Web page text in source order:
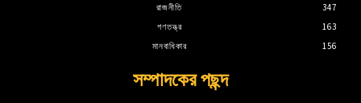
রাজনীতি
347
গণতন্ত্র
163
মানবাধিকার
156
সম্পাদকের পছন্দ